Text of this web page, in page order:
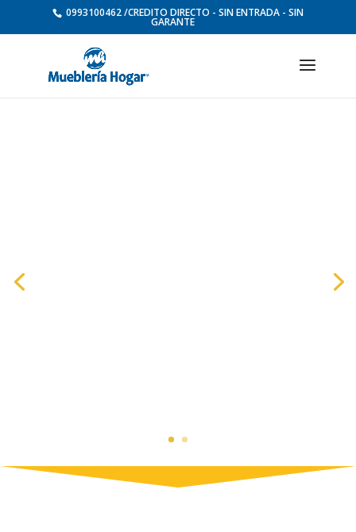
0993100462 /CREDITO DIRECTO - SIN ENTRADA - SIN
GARANTE